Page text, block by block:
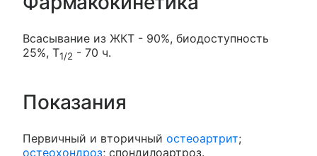
Всасывание из ЖКТ - 90%, биодоступность
25%, T1/2 - 70 ч.
Показания
Первичный и вторичный остеоартрит;
остеохондроз; спондилоартроз.